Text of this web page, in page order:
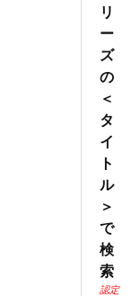
リ
ー
ズ
の
＜
タ
イ
ト
ル
＞
で
検
索
認定